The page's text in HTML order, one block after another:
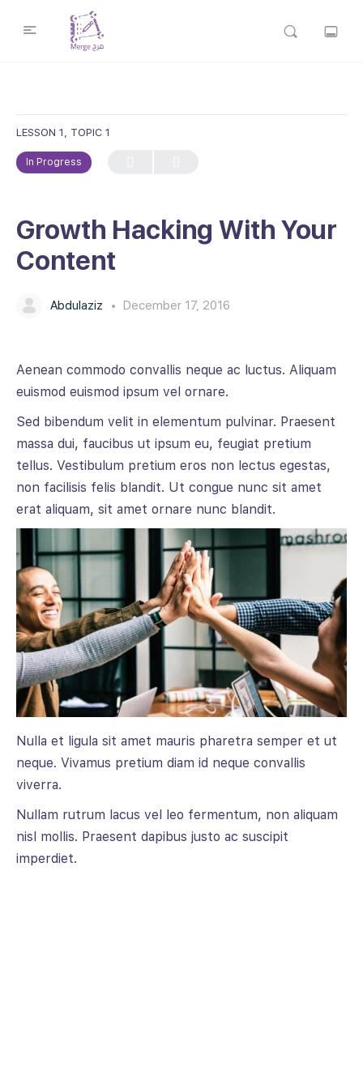
LESSON 1, TOPIC 1
In Progress
Growth Hacking With Your
Content
Abdulaziz December 17, 2016
Aenean commodo convallis neque ac luctus. Aliquam
euismod euismod ipsum vel ornare.
Sed bibendum velit in elementum pulvinar. Praesent
massa dui, faucibus ut ipsum eu, feugiat pretium
tellus. Vestibulum pretium eros non lectus egestas,
non facilisis felis blandit. Ut congue nunc sit amet
erat aliquam, sit amet ornare nunc blandit.
Nulla et ligula sit amet mauris pharetra semper et ut
neque. Vivamus pretium diam id neque convallis
viverra.
Nullam rutrum lacus vel leo fermentum, non aliquam
nisl mollis. Praesent dapibus justo ac suscipit
imperdiet.